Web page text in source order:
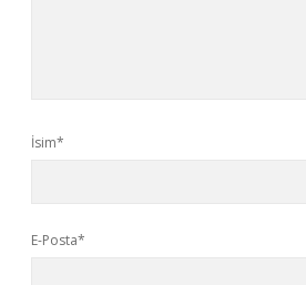
İsim*
E-Posta*